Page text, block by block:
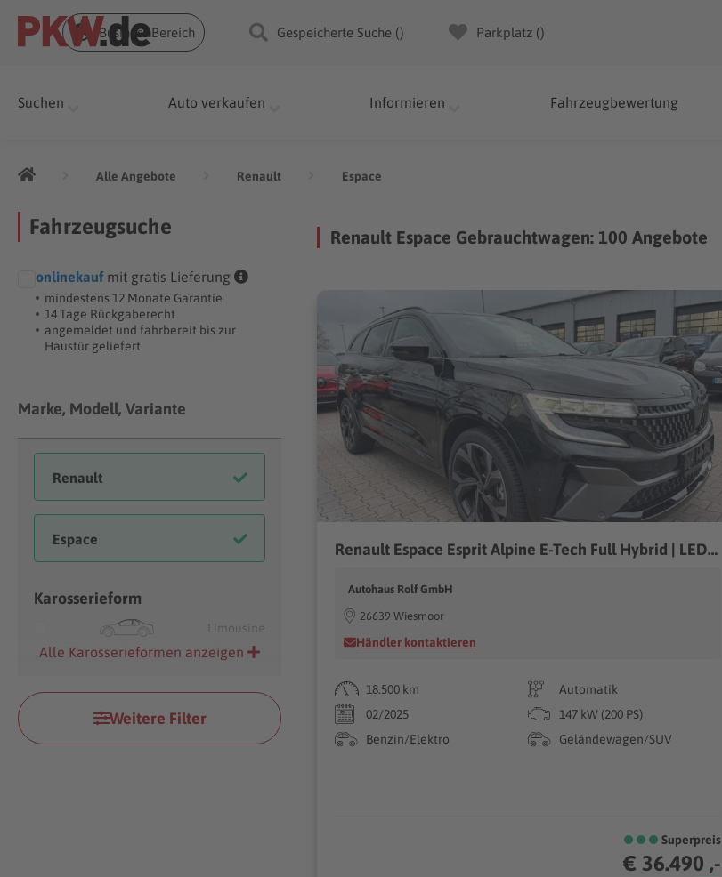
Business Bereich Gespeicherte Suche () Parkplatz ()
Suchen Auto verkaufen Informieren Fahrzeugbewertung
Alle Angebote Renault Espace
Fahrzeugsuche
onlinekauf mit gratis Lieferung
mindestens 12 Monate Garantie
14 Tage Rückgaberecht
angemeldet und fahrbereit bis zur
Haustür geliefert
Marke, Modell, Variante
Karosserieform
Limousine
Alle Karosserieformen anzeigen
Weitere Filter
Renault Espace Gebrauchtwagen: 100 Angebote
Renault Espace Esprit Alpine E-Tech Full Hybrid | LED 7S
Autohaus Rolf GmbH
26639 Wiesmoor
Händler kontaktieren
18.500 km
Automatik
02/2025
147 kW (200 PS)
Benzin/Elektro
Geländewagen/SUV
Superpreis
€ 36.490 ,-